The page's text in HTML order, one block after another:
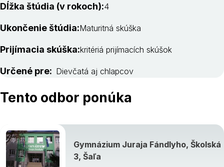
Dĺžka štúdia (v rokoch):4
Ukončenie štúdia:Maturitná skúška
Prijímacia skúška:kritériá prijímacích skúšok
Určené pre: Dievčatá aj chlapcov
Tento odbor ponúka
Gymnázium Juraja Fándlyho, Školská
3, Šaľa